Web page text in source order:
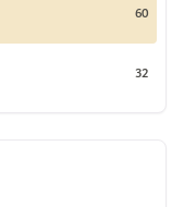
60
32